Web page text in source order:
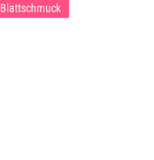
Blattschmuck